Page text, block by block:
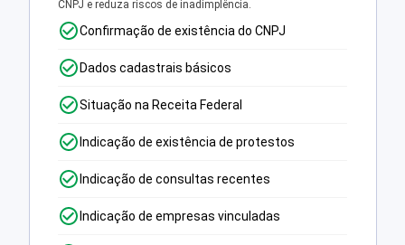
CNPJ e reduza riscos de inadimplência.
Confirmação de existência do CNPJ
Dados cadastrais básicos
Situação na Receita Federal
Indicação de existência de protestos
Indicação de consultas recentes
Indicação de empresas vinculadas